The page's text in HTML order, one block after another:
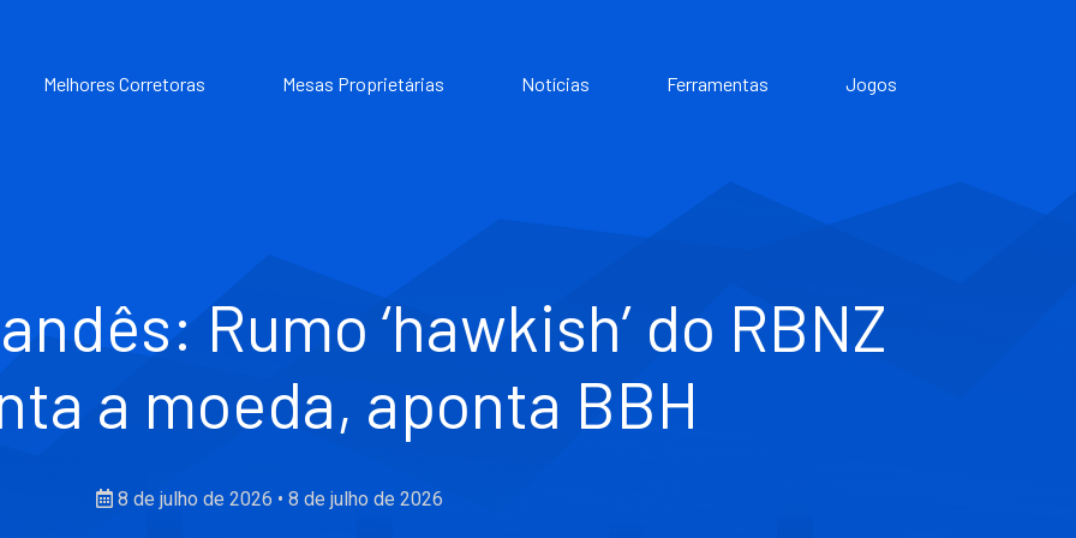
Melhores Corretoras Mesas Proprietárias Notícias Ferramentas Jogos
Rumo ‘hawkish’ do RBNZ
a moeda, aponta BBH
8 de julho de 2026 • 8 de julho de 2026